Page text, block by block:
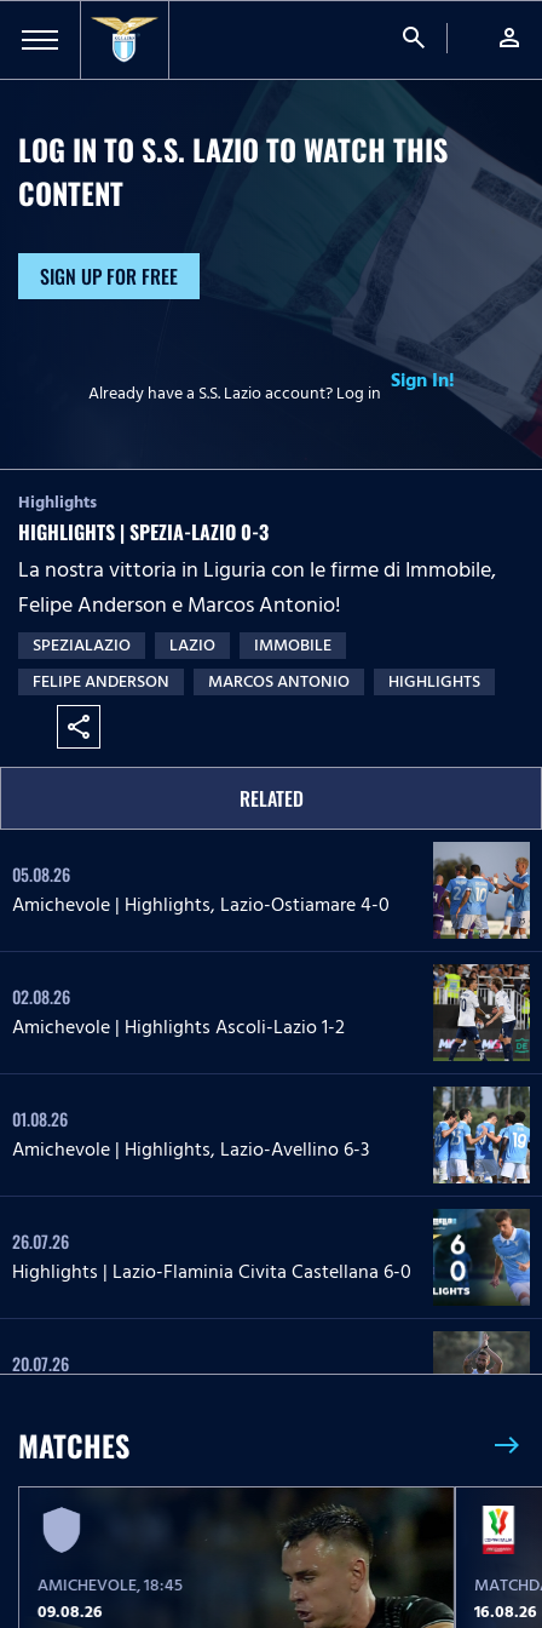
search person
LOG IN TO S.S. LAZIO TO WATCHTHIS
CONTENT
SIGN UP FOR FREE
Already have a S.S. Lazio account? Log in Sign In!
Highlights
HIGHLIGHTS | SPEZIA-LAZIO 0-3
La nostra vittoria in Liguria con le firme di Immobile,
Felipe Anderson e Marcos Antonio!
SPEZIALAZIO LAZIO
IMMOBILE
FELIPE ANDERSON
MARCOS ANTONIO HIGHLIGHTS
share
RELATED
05.08.26
Amichevole | Highlights, Lazio-Ostiamare 4-0
02.08.26
Amichevole | Highlights Ascoli-Lazio 1-2
01.08.26
Amichevole | Highlights, Lazio-Avellino 6-3
26.07.26
Highlights | Lazio-Flaminia Civita Castellana 6-0
20.07.26
24.05.26
Highlights Serie A Enilive | Lazio-Pisa 2-1
17.05.26
MATCHES east
AMICHEVOLE, 18:45
09.08.26
16.08.26